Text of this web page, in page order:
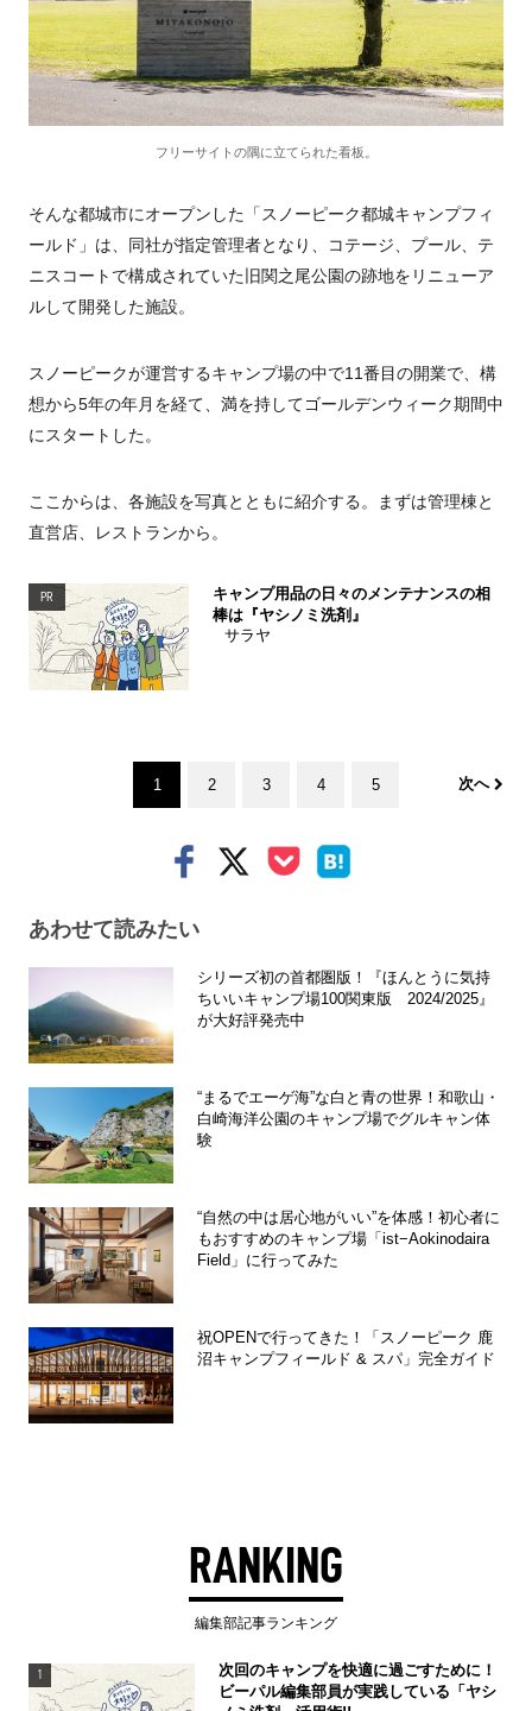
フリーサイトの隅に立てられた看板。
そんな都城市にオープンした「スノーピーク都城キャンプフィ
ールド」は、同社が指定管理者となり、コテージ、プール、テ
ニスコートで構成されていた旧関之尾公園の跡地をリニューア
ルして開発した施設。
スノーピークが運営するキャンプ場の中で11番目の開業で、構
想から5年の年月を経て、満を持してゴールデンウィーク期間中
にスタートした。
ここからは、各施設を写真とともに紹介する。まずは管理棟と
直営店、レストランから。
PR
キャンプ用品の日々のメンテナンスの相
棒は『ヤシノミ洗剤』
サラヤ
1 2 3 4 5 次へ
あわせて読みたい
シリーズ初の首都圏版！『ほんとうに気持
ちいいキャンプ場100関東版 2024/2025』
が大好評発売中
“まるでエーゲ海”な白と青の世界！和歌山・
白崎海洋公園のキャンプ場でグルキャン体
験
“自然の中は居心地がいい”を体感！初心者に
もおすすめのキャンプ場「ist−Aokinodaira
Field」に行ってみた
祝OPENで行ってきた！「スノーピーク 鹿
沼キャンプフィールド & スパ」完全ガイド
RANKING
編集部記事ランキング
1
次回のキャンプを快適に過ごすために！
ビーパル編集部員が実践している「ヤシ